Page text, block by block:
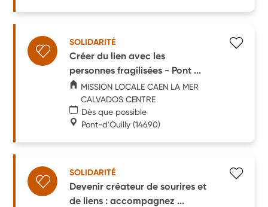
SOLIDARITÉ
Créer du lien avec les
personnes fragilisées - Pont ...
MISSION LOCALE CAEN LA MER
CALVADOS CENTRE
Dès que possible
Pont-d'Ouilly (14690)
SOLIDARITÉ
Devenir créateur de sourires et
de liens : accompagnez ...